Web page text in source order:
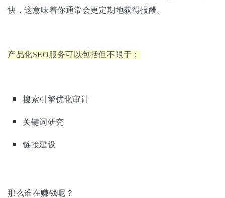
快，这意味着你通常会更定期地获得报酬。
产品化SEO服务可以包括但不限于：
搜索引擎优化审计
关键词研究
链接建设
那么谁在赚钱呢？